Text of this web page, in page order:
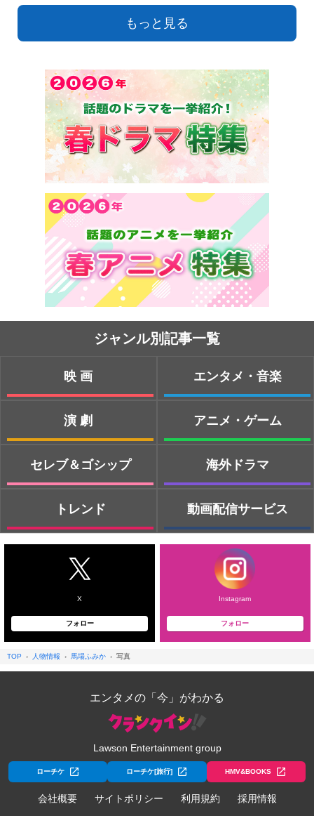
もっと見る
ジャンル別記事一覧
映画
演劇
セレブ＆ゴシップ
トレンド
エンタメ・音楽
アニメ・ゲーム
海外ドラマ
動画配信サービス
X
フォロー
Instagram
フォロー
TOP 人物情報 馬場ふみか 写真
エンタメの「今」がわかる
Lawson Entertainment group
ローチケ ローチケ[旅行] HMV&BOOKS
会社概要 サイトポリシー 利用規約 採用情報